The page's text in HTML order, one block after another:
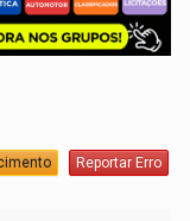
Reportar Erro